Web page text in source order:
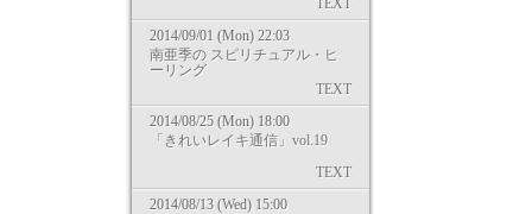
TEXT
2014/09/01 (Mon) 22:03
南亜季の スピリチュアル・ヒ
ーリング
TEXT
2014/08/25 (Mon) 18:00
「きれいレイキ通信」vol.19
TEXT
2014/08/13 (Wed) 15:00